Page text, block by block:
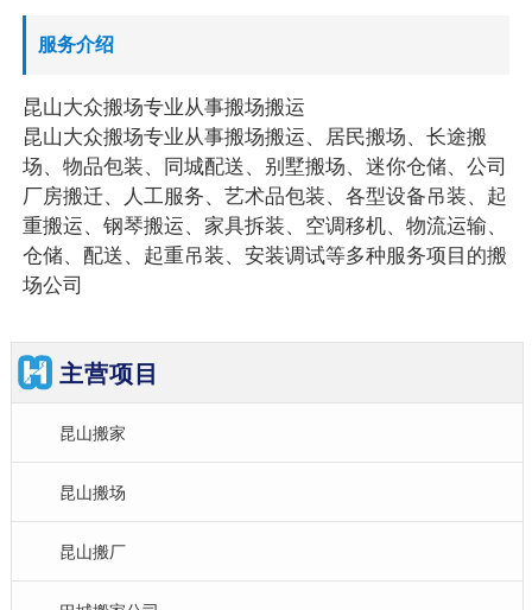
服务介绍
昆山大众搬场专业从事搬场搬运
昆山大众搬场专业从事搬场搬运、居民搬场、长途搬
场、物品包装、同城配送、别墅搬场、迷你仓储、公司
厂房搬迁、人工服务、艺术品包装、各型设备吊装、起
重搬运、钢琴搬运、家具拆装、空调移机、物流运输、
仓储、配送、起重吊装、安装调试等多种服务项目的搬
场公司
主营项目
昆山搬家
昆山搬场
昆山搬厂